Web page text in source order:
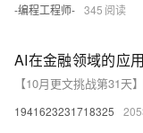
-编程工程师- 345
AI在金融领域的应
1941623231718325